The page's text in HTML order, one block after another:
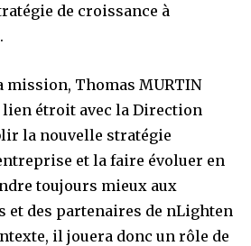
de croissance à
mission, Thomas MURTIN
étroit avec la Direction
la nouvelle stratégie
et la faire évoluer en
toujours mieux aux
et des partenaires de nLighten
il jouera donc un rôle de